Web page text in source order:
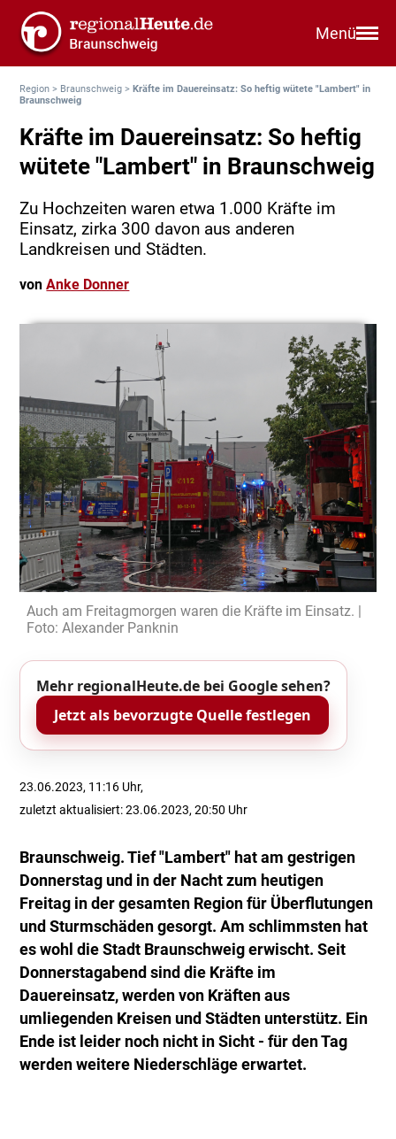
Menü
Region > Braunschweig >Kräfte im Dauereinsatz: So heftig wütete "Lambert" in
Braunschweig
Kräfte im Dauereinsatz: So heftig
wütete "Lambert" in Braunschweig
Zu Hochzeiten waren etwa 1.000 Kräfte im
Einsatz, zirka 300 davon aus anderen
Landkreisen und Städten.
vonAnke Donner
Auch am Freitagmorgen waren die Kräfte im Einsatz. |
Foto: Alexander Panknin
Mehr regionalHeute.de bei Google sehen?
Jetzt als bevorzugte Quelle festlegen
23.06.2023, 11:16 Uhr,
zuletzt aktualisiert: 23.06.2023, 20:50 Uhr
Braunschweig. Tief "Lambert" hat am gestrigen
Donnerstag und in der Nacht zum heutigen
Freitag in der gesamten Region für Überflutungen
und Sturmschäden gesorgt. Am schlimmsten hat
es wohl die Stadt Braunschweig erwischt. Seit
Donnerstagabend sind die Kräfte im
Dauereinsatz, werden von Kräften aus
umliegenden Kreisen und Städten unterstütz. Ein
Ende ist leider noch nicht in Sicht - für den Tag
werden weitere Niederschläge erwartet.